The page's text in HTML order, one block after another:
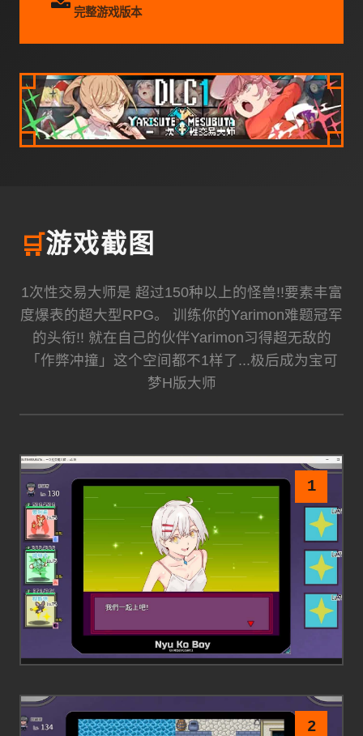
完整游戏版本
🛒游戏截图
1次性交易大师是 超过150种以上的怪兽!!要素丰富
度爆表的超大型RPG。 训练你的Yarimon难题冠军
的头衔!! 就在自己的伙伴Yarimon习得超无敌的
「作弊冲撞」这个空间都不1样了...极后成为宝可
梦H版大师
1
2